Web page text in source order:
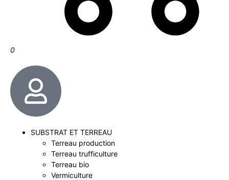
0
SUBSTRAT ET TERREAU
Terreau production
Terreau trufficulture
Terreau bio
Vermiculture